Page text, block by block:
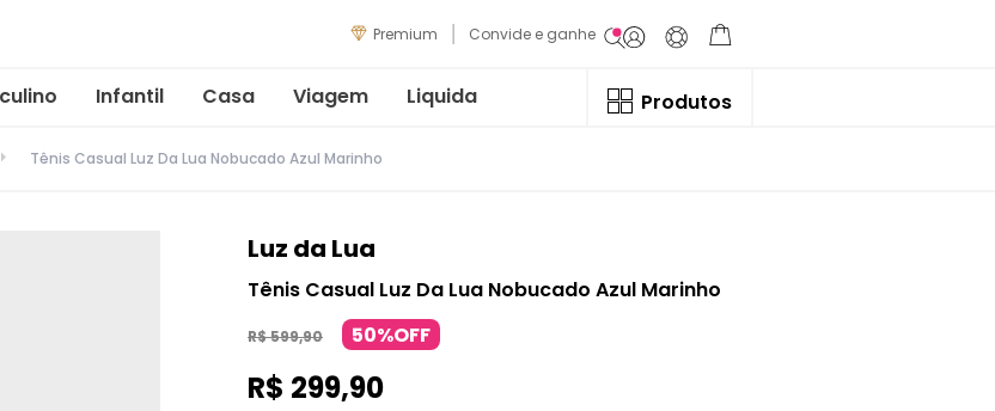
Premium Convide e ganhe
Infantil Casa Viagem Liquida Produtos
Tênis Casual Luz Da Lua Nobucado Azul Marinho
Luz da Lua
Tênis Casual Luz Da Lua Nobucado Azul Marinho
R$599,90 50%OFF
R$ 299,90